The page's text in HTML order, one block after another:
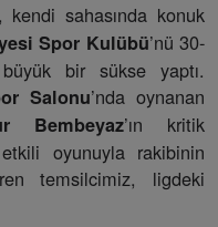
kendi sahasında konuk
Spor Kulübü’nü 30-
bir sükse yaptı.
Salonu’nda oynanan
Bembeyaz’ın kritik
oyunuyla rakibinin
temsilcimiz, ligdeki